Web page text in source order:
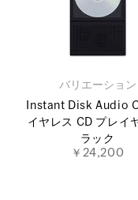
バリエーション
Instant Disk Audio
イヤレス CD プレイ
ラック
￥24,200